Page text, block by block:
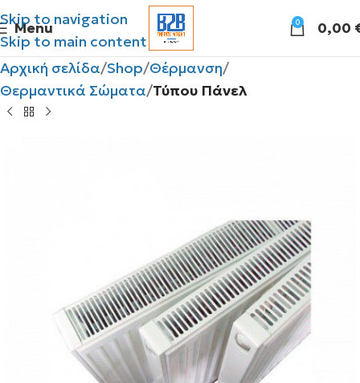
Skip to navigation
Skip to main content
Menu 0 0,00
Αρχική σελίδα Shop Θέρμανση
Θερμαντικά Σώματα Τύπου Πάνελ